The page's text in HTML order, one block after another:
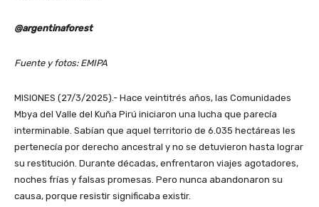
@argentinaforest
Fuente y fotos: EMIPA
MISIONES (27/3/2025).- Hace veintitrés años, las Comunidades
Mbya del Valle del Kuña Pirú iniciaron una lucha que parecía
interminable. Sabían que aquel territorio de 6.035 hectáreas les
pertenecía por derecho ancestral y no se detuvieron hasta lograr
su restitución. Durante décadas, enfrentaron viajes agotadores,
noches frías y falsas promesas. Pero nunca abandonaron su
causa, porque resistir significaba existir.